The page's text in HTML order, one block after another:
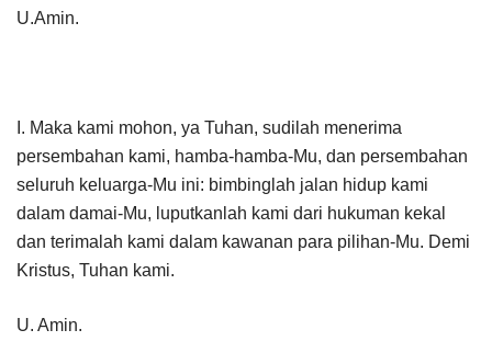
U.Amin.
I. Maka kami mohon, ya Tuhan, sudilah menerima
persembahan kami, hamba-hamba-Mu, dan persembahan
seluruh keluarga-Mu ini: bimbinglah jalan hidup kami
dalam damai-Mu, luputkanlah kami dari hukuman kekal
dan terimalah kami dalam kawanan para pilihan-Mu. Demi
Kristus, Tuhan kami.
U. Amin.